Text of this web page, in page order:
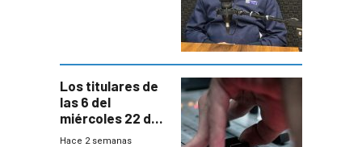
Los titulares de
las 6 del
miércoles 22 de
julio de 2026
Hace 2 semanas